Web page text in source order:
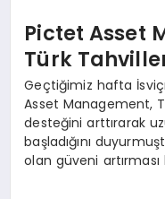
Pictet Asset
Türk
Geçtiğimiz hafta
Asset Management,
desteğini arttırarak
başladığını
olan güveni